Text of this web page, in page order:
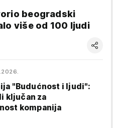
beogradski
više od 100 ljudi
"Budućnost i ljudi":
ključan za
kompanija